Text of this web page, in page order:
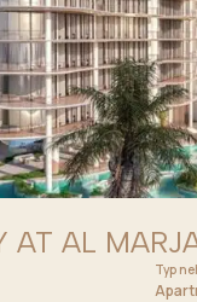
AT AL
Typ